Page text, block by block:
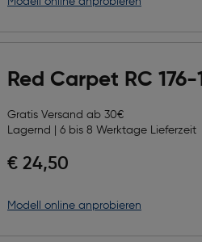
Red Carpet RC 176-1
Gratis Versand ab 30€
Lagernd | 6 bis 8 Werktage Lieferzeit
€ 24,50
Modell online anprobieren